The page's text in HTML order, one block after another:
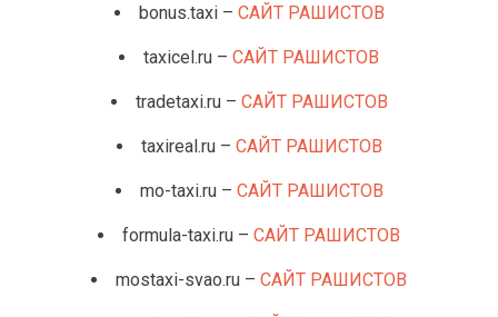
bonus.taxi – САЙТ РАШИСТОВ
taxicel.ru – САЙТ РАШИСТОВ
tradetaxi.ru – САЙТ РАШИСТОВ
taxireal.ru – САЙТ РАШИСТОВ
mo-taxi.ru – САЙТ РАШИСТОВ
formula-taxi.ru – САЙТ РАШИСТОВ
mostaxi-svao.ru – САЙТ РАШИСТОВ